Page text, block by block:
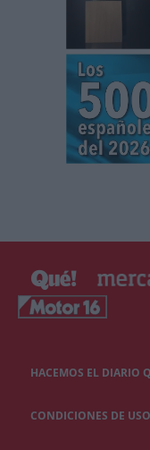
HACEMOS EL DIARIO
CONDICIONES DE